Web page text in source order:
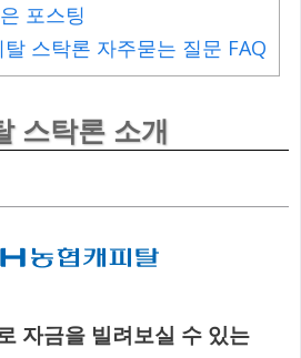
포스팅
스탁론 자주묻는 질문 FAQ
스탁론 소개
자금을 빌려보실 수 있는